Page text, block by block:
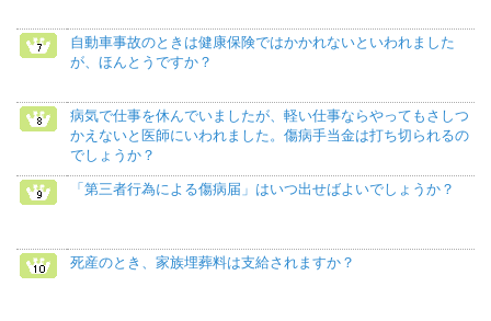
自動車事故のときは健康保険ではかかれないといわれました
が、ほんとうですか？
病気で仕事を休んでいましたが、軽い仕事ならやってもさしつ
かえないと医師にいわれました。傷病手当金は打ち切られるの
でしょうか？
「第三者行為による傷病届」はいつ出せばよいでしょうか？
死産のとき、家族埋葬料は支給されますか？